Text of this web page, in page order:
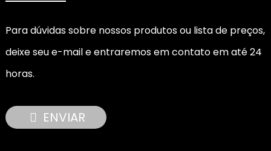
Para dúvidas sobre nossos produtos ou lista de preços,
deixe seu e-mail e entraremos em contato em até 24
horas.
ENVIAR